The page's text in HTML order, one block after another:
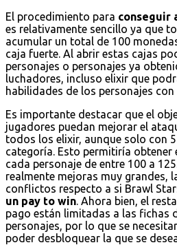
El procedimiento para conseguir
es relativamente sencillo ya que
acumular un total de 100
caja fuerte. Al abrir estas cajas
personajes o personajes ya
luchadores, incluso elixir que
habilidades de los personajes con
Es importante destacar que el
jugadores puedan mejorar el
todos los elixir, aunque solo con
categoría. Esto permitiría
cada personaje de entre 100 a
realmente mejoras muy grandes,
conflictos respecto a si Brawl
un pay to win . Ahora bien, el
pago están limitadas a las fichas
personajes, por lo que se
poder desbloquear la que se